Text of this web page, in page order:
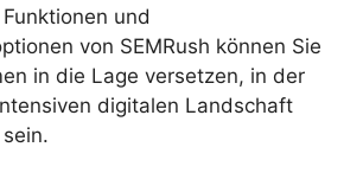
und
von SEMRush können Sie
in die Lage versetzen, in der
digitalen Landschaft